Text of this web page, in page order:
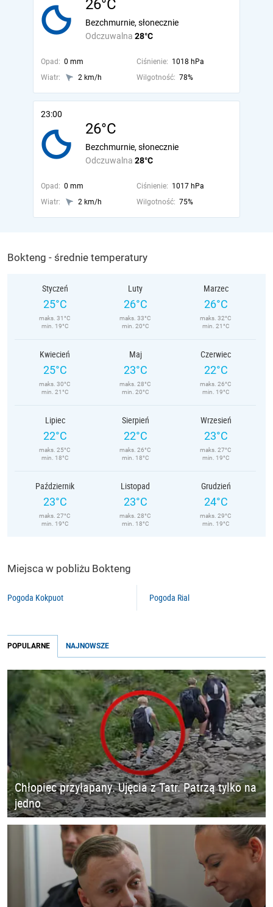
26°C
Odczuwalna 28°C
Bezchmurnie, słonecznie
Opad: 0 mm Ciśnienie: 1018 hPa
Wiatr:
2 km/h Wilgotność: 78%
23:00
26°C
Odczuwalna 28°C
Bezchmurnie, słonecznie
Opad: 0 mm Ciśnienie: 1017 hPa
Wiatr:
2 km/h Wilgotność: 75%
Bokteng - średnie temperatury
Styczeń
25°C
maks. 31°C
min. 19°C
Luty
26°C
maks. 33°C
min. 20°C
Marzec
26°C
maks. 32°C
min. 21°C
Kwiecień
25°C
maks. 30°C
min. 21°C
Maj
23°C
maks. 28°C
min. 20°C
Czerwiec
22°C
maks. 26°C
min. 19°C
Lipiec
22°C
maks. 25°C
min. 18°C
Sierpień
22°C
maks. 26°C
min. 18°C
Wrzesień
23°C
maks. 27°C
min. 19°C
Październik
23°C
maks. 27°C
min. 19°C
Listopad
23°C
maks. 28°C
min. 18°C
Grudzień
24°C
maks. 29°C
min. 19°C
Miejsca w pobliżu Bokteng
Pogoda Kokpuot Pogoda Rial
POPULARNE NAJNOWSZE
Chłopiec przyłapany. Ujęcia z Tatr. Patrzą tylko na
jedno